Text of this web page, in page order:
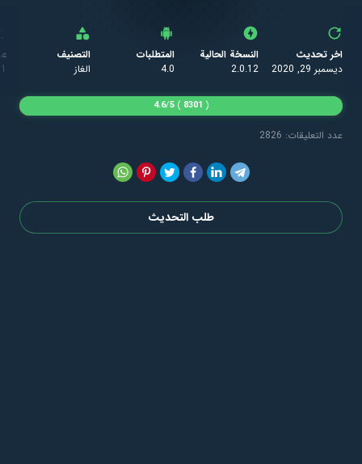
اخر تحديث
ديسمبر 29, 2020
النسخة الحالية
2.0.12
المتطلبات
4.0
التصنيف
الغاز
عدد التعليقات: 2826
(
8301
)
4.6/5
طلب التحديث